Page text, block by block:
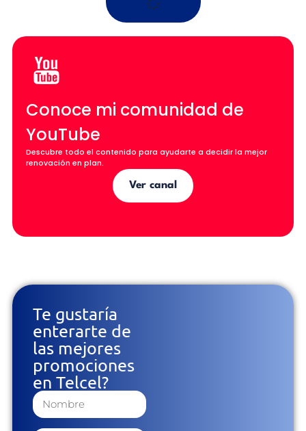
Conoce mi comunidad de
YouTube
Descubre todo el contenido para ayudarte a decidir la mejor
renovación en plan.
Ver canal
Te gustaría
enterarte de
las mejores
promociones
en Telcel?